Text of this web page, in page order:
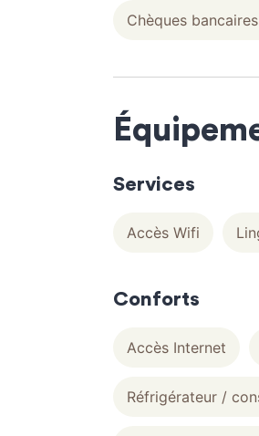
Chèques
Services
Accès Wifi
Conforts
Accès Internet
Réfrigérateur /